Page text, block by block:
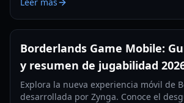
guía exhaustiva de 2026.
Borderlands Game Mobile:
y resumen de jugabilidad
Explora la nueva experiencia móvil de
desarrollada por Zynga. Conoce el